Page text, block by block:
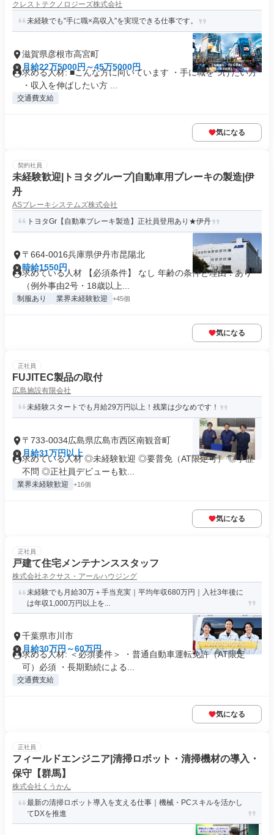
クレストテクノロジーズ株式会社
未経験でも"手に職×高収入"を実現できる仕事です。
滋賀県彦根市高宮町
月給22万5000円～45万5000円
求める人材: ■こんな方に向いています ・手に職をつけたい方
・収入を伸ばしたい方 ...
交通費支給
気になる
契約社員
未経験歓迎|トヨタグループ|自動車用ブレーキの製造|伊
丹
ASブレーキシステムズ株式会社
トヨタGr【自動車ブレーキ製造】正社員登用あり★伊丹
〒664-0016兵庫県伊丹市昆陽北
時給1550円
求めている人材 【必須条件】 なし 年齢の条件と理由：あり
（例外事由2号・18歳以上...
制服あり 業界未経験歓迎 +45個
気になる
正社員
FUJITEC製品の取付
広島施設有限会社
未経験スタートでも月給29万円以上！残業は少なめです！
〒733-0034広島県広島市西区南観音町
月給31万円以上
求めている人材 ◎未経験歓迎 ◎要普免（AT限定可） ◎学歴
不問 ◎正社員デビューも歓...
業界未経験歓迎 +16個
気になる
正社員
戸建て住宅メンテナンススタッフ
株式会社ネクサス・アールハウジング
未経験でも月給30万＋手当充実｜平均年収680万円｜入社3年後に
は年収1,000万円以上を...
千葉県市川市
月給30万円～60万円
求める人材: ＜必須要件＞ ・普通自動車運転免許（AT限定
可）必須 ・長期勤続による...
交通費支給
気になる
正社員
フィールドエンジニア|清掃ロボット・清掃機材の導入・
保守【群馬】
株式会社くうかん
最新の清掃ロボット導入を支える仕事｜機械・PCスキルを活かし
てDXを推進